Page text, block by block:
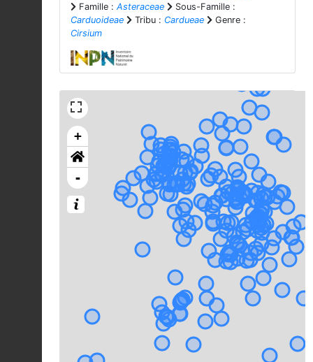
Famille : Asteraceae
Sous-Famille :
Carduoideae
Tribu : Cardueae
Genre :
Cirsium
+
-